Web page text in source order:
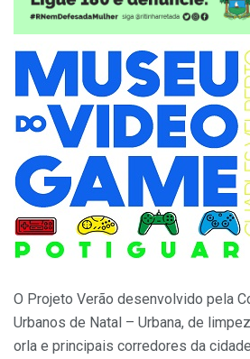
O Projeto Verão desenvolvido pela
Urbanos de Natal – Urbana, de
orla e principais corredores da